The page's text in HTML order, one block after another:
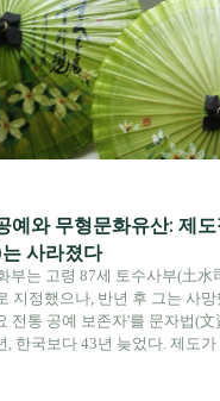
예와 무형문화유산: 제
사라졌다
부는 고령 87세 토수사부(土水
지정했으나, 반년 후 그는 사
전통 공예 보존자'를 문자법(
, 한국보다 43년 늦었다. 제도
80년대 산업화 과정에서 붕